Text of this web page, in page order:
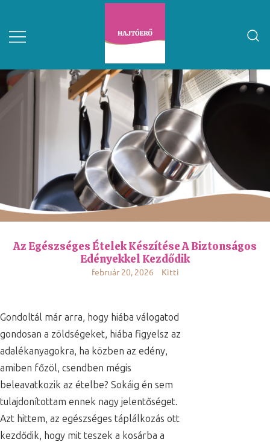
Az Egészséges Ételek Készítése A Biztonságos
Edényekkel Kezdődik
február 20, 2026 Kitti
Gondoltál már arra, hogy hiába válogatod
gondosan a zöldségeket, hiába figyelsz az
adalékanyagokra, ha közben az edény,
amiben főzöl, csendben mégis
beleavatkozik az ételbe? Sokáig én sem
tulajdonítottam ennek nagy jelentőséget.
Azt hittem, az egészséges táplálkozás ott
kezdődik, hogy mit teszek a kosárba a